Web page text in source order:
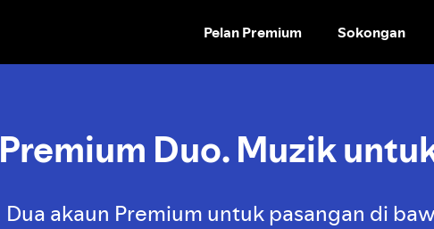
LANGKAU
KE
Pelan Premium Sokongan
Premium Duo. Muzik
Dua akaun Premium untuk pasangan di